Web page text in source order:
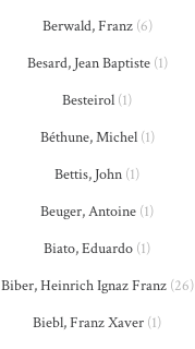
Berwald, Franz(6)
Besard, Jean Baptiste(1)
Besteirol (1)
Béthune, Michel(1)
Bettis, John (1)
Beuger, Antoine (1)
Biato, Eduardo (1)
Biber, Heinrich Ignaz Franz(26)
Biebl, Franz Xaver (1)